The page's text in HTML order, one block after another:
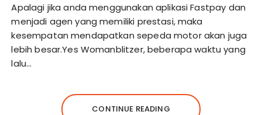
Apalagi jika anda menggunakan aplikasi Fastpay dan
menjadi agen yang memiliki prestasi, maka
kesempatan mendapatkan sepeda motor akan juga
lebih besar.Yes Womanblitzer, beberapa waktu yang
lalu…
CONTINUE READING